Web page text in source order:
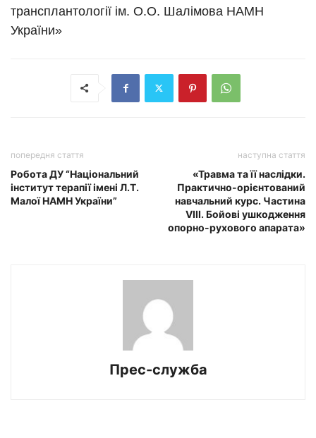
трансплантології ім. О.О. Шалімова НАМН
України»
попередня стаття
Робота ДУ “Національний
інститут терапії iменi Л.Т.
Малої НАМН України”
наступна стаття
«Травма та її наслідки.
Практично-орієнтований
навчальний курс. Частина
VІII. Бойові ушкодження
опорно-рухового апарата»
Прес-служба